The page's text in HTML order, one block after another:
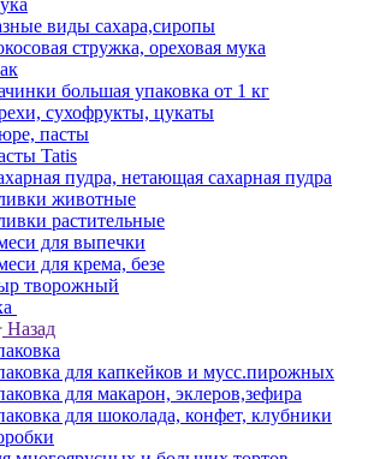
виды сахара,сиропы
стружка, ореховая мука
большая упаковка от 1 кг
сухофрукты, цукаты
пасты
Tatis
пудра, нетающая сахарная пудра
животные
растительные
для выпечки
для крема, безе
творожный
Назад
для капкейков и мусс.пирожных
для макарон, эклеров,зефира
для шоколада, конфет, клубники